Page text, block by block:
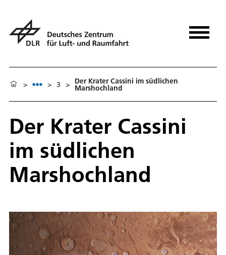
> > 3 > Der Krater Cassini im südlichen
Marshochland
Der Krater Cassini
im südlichen
Marshochland